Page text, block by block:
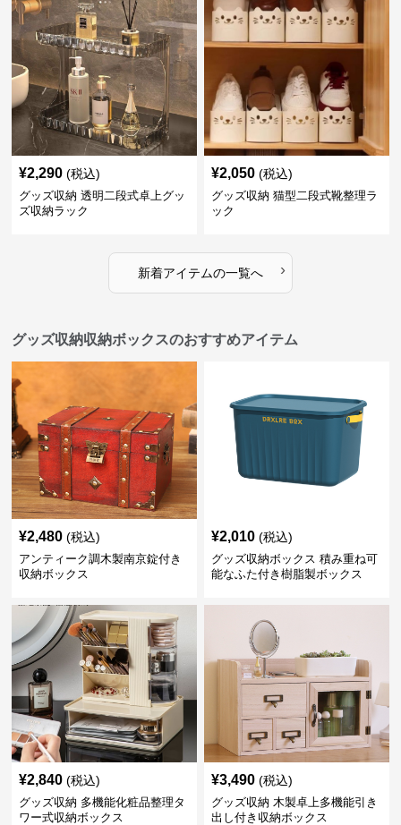
¥2,290 (税込)
グッズ収納 透明二段式卓上グッ
ズ収納ラック
¥2,050 (税込)
グッズ収納 猫型二段式靴整理ラ
ック
新着アイテムの一覧へ ›
グッズ収納収納ボックスのおすすめアイテム
¥2,480 (税込)
アンティーク調木製南京錠付き
収納ボックス
¥2,010 (税込)
グッズ収納ボックス 積み重ね可
能なふた付き樹脂製ボックス
¥2,840 (税込)
グッズ収納 多機能化粧品整理タ
ワー式収納ボックス
¥3,490 (税込)
グッズ収納 木製卓上多機能引き
出し付き収納ボックス